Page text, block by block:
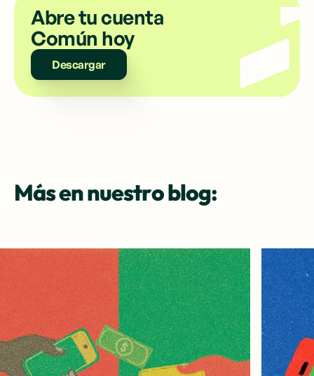
Abre tu cuenta
Común hoy
Descargar
Más en nuestro blog: